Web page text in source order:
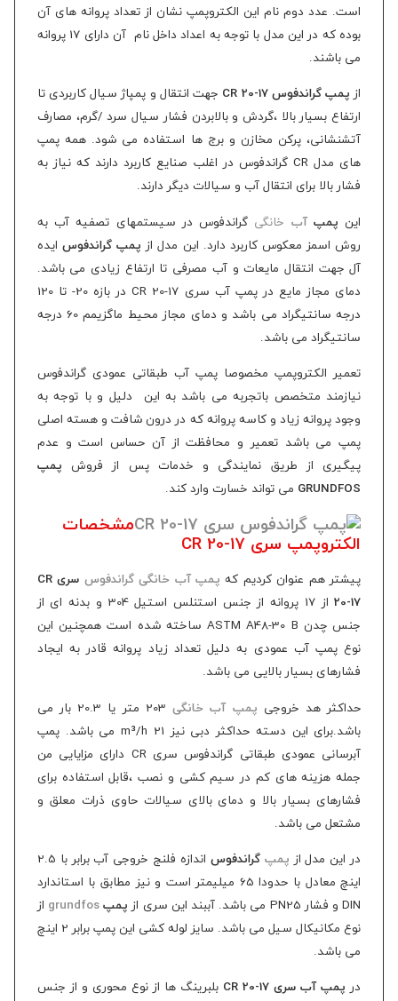
است. عدد دوم نام این الکتروپمپ نشان از تعداد پروانه های آن
بوده که در این مدل با توجه به اعداد داخل نام آن دارای 17 پروانه
می باشند.
از پمپ گراندفوس CR 20-17
جهت انتقال و پمپاژ سیال کاربردی تا
ارتفاع بسیار بالا ،گردش و بالابردن فشار سیال سرد /گرم، مصارف
آتشنشانی، پرکن مخازن و برج ها استفاده می شود. همه پمپ
های مدل CR گراندفوس در اغلب صنایع کاربرد دارند که نیاز به
فشار بالا برای انتقال آب و سیالات دیگر دارند.
این پمپ آب خانگی گراندفوس در سیستمهای تصفیه آب به
روش اسمز معکوس کاربرد دارد. این مدل از پمپ گراندفوس ایده
آلجهت انتقال مایعات و آب مصرفی تا ارتفاع زیادی می باشد.
دمای مجاز مایع در پمپ آب سری CR 20-17 در بازه 20- تا 120
درجه سانتیگراد می باشد و دمای مجاز محیط ماگزیمم 60 درجه
سانتیگراد می باشد.
تعمیر الکتروپمپ مخصوصا پمپ آب طبقاتی عمودی گراندفوس
نیازمند متخصص باتجربه می باشد به این دلیل و با توجه به
وجود پروانه زیاد و کاسه پروانه که در درون شافت و هسته اصلی
پمپ می باشد تعمیر و محافظت از آن حساساست و عدم
پیگیری از طریق نمایندگی و خدمات پس از فروش پمپ
GRUNDFOS می تواند خسارت وارد کند.
مشخصات
الکتروپمپ سری CR 20-17
پیشتر هم عنوان کردیم که پمپ آب خانگی گراندفوس
سری CR
20-17
از 17 پروانه از جنس استنلس استیل 304 و بدنه ای از
جنس
چدن ASTM A48-30 B ساخته شده است همچنین این
نوع پمپ آب عمودی به دلیل تعداد زیاد پروانه قادر به ایجاد
فشارهای بسیار بالایی می باشد.
حداکثر هد خروجی پمپ آب خانگی
203 متر یا 20.3 بار می
باشد.برای این دسته حداکثر دبی نیز 21
m³/h می باشد. پمپ
آبرسانی عمودی طبقاتی گراندفوس سری CR دارای مزایایی من
جمله هزینه های کم در سیم کشی و نصب ،قابل استفاده برای
فشارهای بسیار بالا و دمای بالای سیالات حاوی ذرات معلق و
مشتعل می باشد.
در این مدل از پمپ گراندفوس
اندازه فلنج خروجی آب برابر با 2.5
اینچ معادل با حدودا 65 میلیمتر است و نیز مطابق با استاندارد
DIN و فشار PN25 می باشد. آببند این سری از
پمپgrundfos از
نوع مکانیکال سیل می باشد. سایز لوله کشی این پمپ برابر 2 اینچ
می باشد.
در پمپ آب سری CR 20-17
بلبرینگ ها از نوع محوری و از جنس